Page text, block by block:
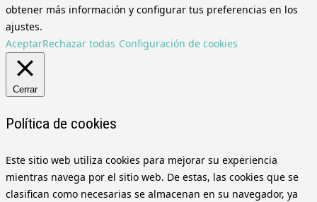
obtener más información y configurar tus preferencias en los
ajustes.
AceptarRechazar todas Configuración de cookies
Cerrar
Política de cookies
Este sitio web utiliza cookies para mejorar su experiencia
mientras navega por el sitio web. De estas, las cookies que se
clasifican como necesarias se almacenan en su navegador, ya